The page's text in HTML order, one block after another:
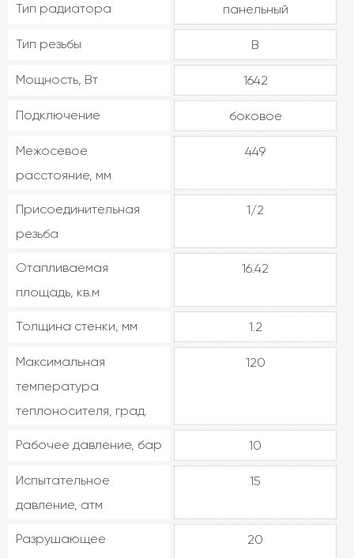
Тип радиатора панельный
Тип резьбы В
Мощность, Вт 1642
Подключение боковое
Межосевое
расстояние, мм
449
Присоединительная
резьба
1/2
Отапливаемая
площадь, кв.м
16.42
Толщина стенки, мм 1.2
Максимальная
температура
теплоносителя, град.
120
Рабочее давление, бар 10
Испытательное
давление, атм
15
Разрушающее
20